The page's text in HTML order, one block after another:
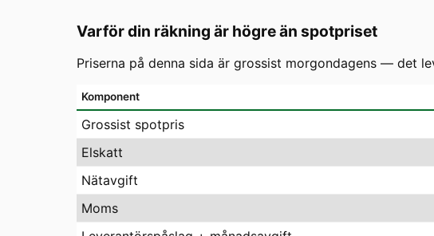
Varför din räkning är högre än spotpriset
Priserna på denna sida är grossist morgondagens — det
Komponent
Grossist spotpris
Elskatt
Nätavgift
Moms